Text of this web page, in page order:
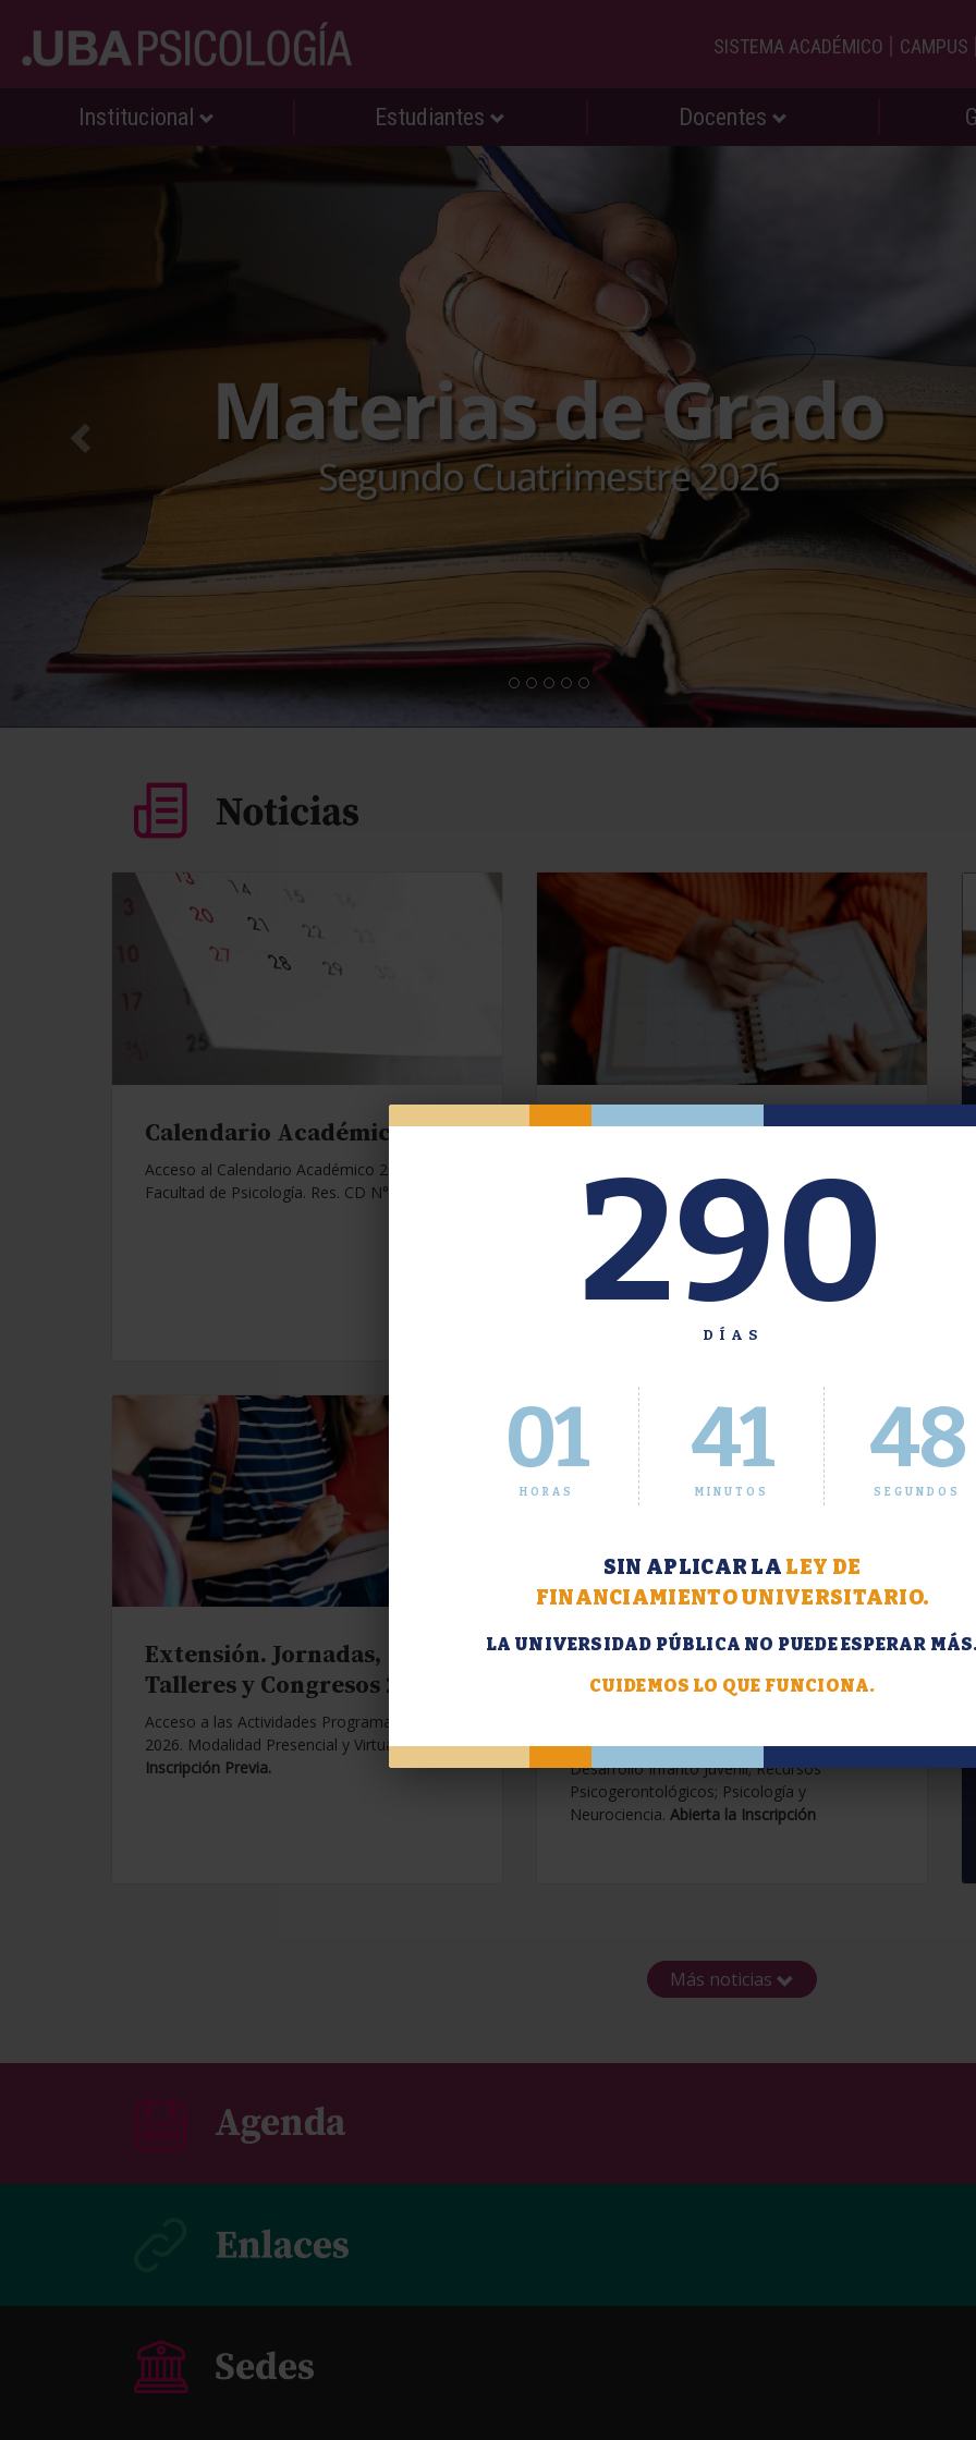
290
DÍAS
01
HORAS
41
MINUTOS
49
SEGUNDOS
SIN APLICAR LA LEY DE
FINANCIAMIENTO UNIVERSITARIO.
LA UNIVERSIDAD PÚBLICA NO PUEDE ESPERAR
CUIDEMOS LO QUE FUNCIONA.
SISTEMA ACADÉMICO | CAMPUS |
Institucional Estudiantes Docentes
Calendario Académico 2026.
Acceso al Calendario Académico 2026 de la
Facultad de Psicología. Res. CD N°1112/25.
Oferta de Grado. Segundo
Inscripción del 30 de julio al 4 de agosto a
través del Sistema Académico
Extensión. Jornadas,
Talleres y Congresos 2026.
Acceso a las Actividades Programadas para
2026. Modalidad Presencial y Virtual.Con
Inscripción Previa.
Extensión. Diplomaturas
2026.
Contemporáneas; Problemáticas en el
Desarrollo Infanto Juvenil; Recursos
Psicogerontológicos; Psicología y
Neurociencia. Abierta la Inscripción
Más noticias